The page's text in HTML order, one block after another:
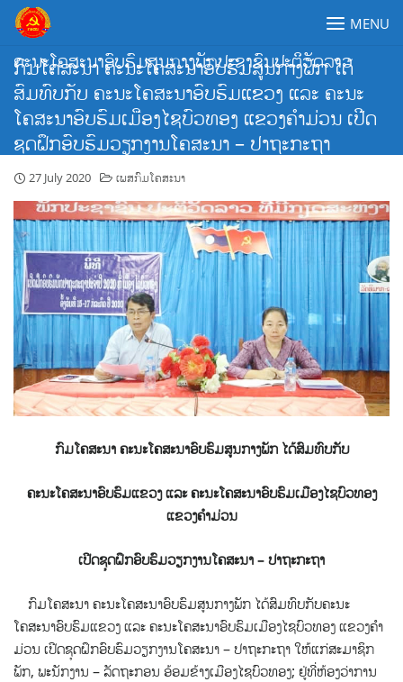
Skip
content
ຄະນະໂຄສະນາອົບຮົມສູນກາງພັກປະຊາຊົນປະຕິວັດລາວ
MENU
ກົມໂຄສະນາ ຄະນະໂຄສະນາອົບຮົມສູນກາງພັກ ໄດ້
ສົມທົບກັບ ຄະນະໂຄສະນາອົບຮົມແຂວງ ແລະ ຄະນະ
ໂຄສະນາອົບຮົມເມືອງໄຊບົວທອງ ແຂວງຄໍາມ່ວນ ເປີດ
ຊຸດຝຶກອົບຮົມວຽກງານໂຄສະນາ – ປາຖະກະຖາ
27 July 2020 ເພສກົມໂຄສະນາ
ກົມໂຄສະນາ ຄະນະໂຄສະນາອົບຮົມສູນກາງພັກ ໄດ້ສົມທົບກັບ
ຄະນະໂຄສະນາອົບຮົມແຂວງ ແລະ ຄະນະໂຄສະນາອົບຮົມເມືອງໄຊບົວທອງ
ແຂວງຄໍາມ່ວນ
ເປີດຊຸດຝຶກອົບຮົມວຽກງານໂຄສະນາ – ປາຖະກະຖາ
ກົມໂຄສະນາ ຄະນະໂຄສະນາອົບຮົມສູນກາງພັກ ໄດ້ສົມທົບກັບຄະນະ
ໂຄສະນາອົບຮົມແຂວງ ແລະ ຄະນະໂຄສະນາອົບຮົມເມືອງໄຊບົວທອງ ແຂວງຄໍາ
ມ່ວນ ເປີດຊຸດຝຶກອົບຮົມວຽກງານໂຄສະນາ – ປາຖະກະຖາໃຫ້ແກ່ສະມາຊິກ
ພັກ, ພະນັກງານ – ລັດຖະກອນ ອ້ອມຂ້າງເມືອງໄຊບົວທອງ; ຢູ່ທີ່ຫ້ອງວ່າການ